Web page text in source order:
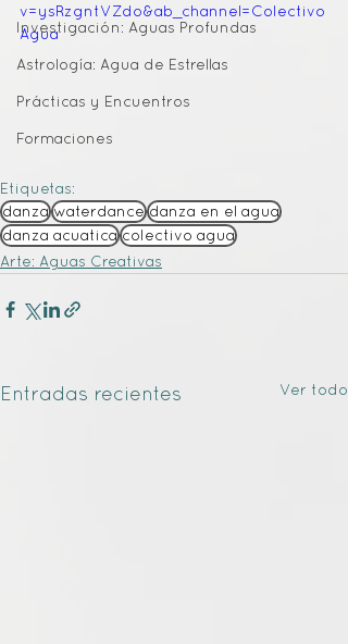
Investigación: Aguas Profundas
Astrología: Agua de Estrellas
Prácticas y Encuentros
Formaciones
v=ysRzgntVZdo&ab_channel=Colectivo
Agua
Etiquetas:
danza waterdance danza en el agua
danza acuatica colectivo agua
Arte: Aguas Creativas
Entradas recientes Ver todo